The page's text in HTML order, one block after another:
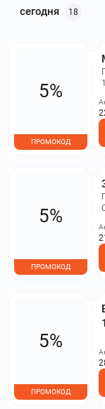
сегодня 18
5%
ПРОМОКОД
5%
ПРОМОКОД
5%
ПРОМОКОД